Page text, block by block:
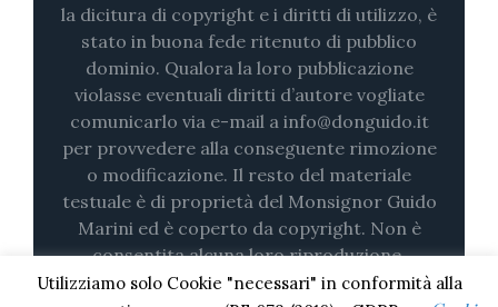
la dicitura di copyright e i diritti di utilizzo, è
stato in buona fede ritenuto di pubblico
dominio. Qualora la loro pubblicazione
violasse eventuali diritti d’autore vogliate
comunicarlo via e-mail a info@donguido.it
per provvedere alla conseguente rimozione
o modificazione. Il resto del materiale
testuale è di proprietà del Monsignor Guido
Marini ed è coperto da copyright. Non è
consentita alcuna loro riproduzione,
nemmeno parziale (su stampa o in digitale)
Utilizziamo solo Cookie "necessari" in conformità alla